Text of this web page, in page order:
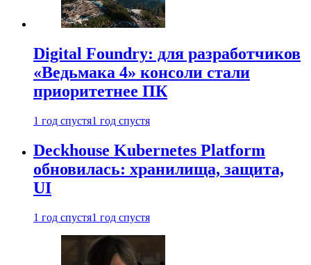
Digital Foundry: для разработчиков
«Ведьмака 4» консоли стали
приоритетнее ПК
1 год спустя1 год спустя
Deckhouse Kubernetes Platform
обновилась: хранилища, защита,
UI
1 год спустя1 год спустя